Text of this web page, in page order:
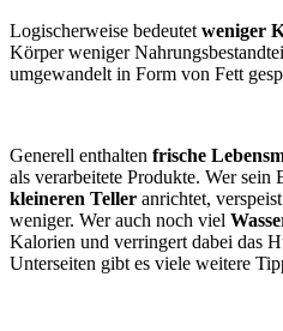
Logischerweise bedeutet weniger
Körper weniger
umgewandelt in Form von Fett
Generell enthalten frische
als verarbeitete Produkte. Wer sein
kleineren Teller anrichtet,
weniger. Wer auch noch viel
Kalorien und verringert dabei das
Unterseiten gibt es viele weitere